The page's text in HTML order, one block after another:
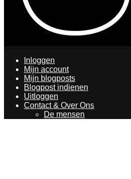
Inloggen
Mijn account
Mijn blogposts
Blogpost indienen
Uitloggen
Contact & Over Ons
De mensen